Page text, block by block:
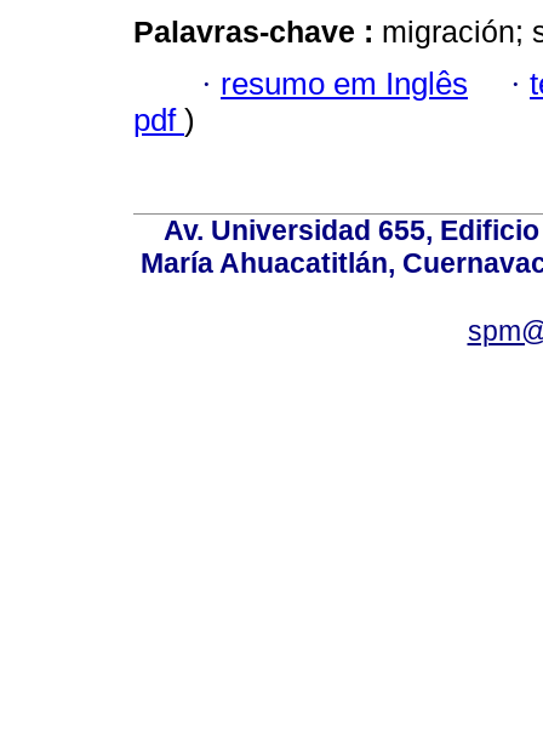
Palavras-chave : migración;
· resumo em Inglês ·
pdf )
Av. Universidad 655,
María Ahuacatitlán,